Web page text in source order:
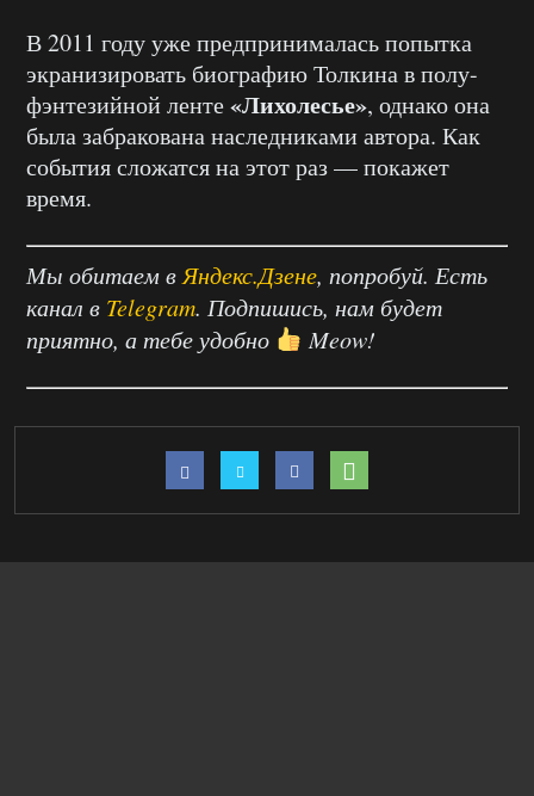
В 2011 году уже предпринималась попытка
экранизировать биографию Толкина в полу-
фэнтезийной ленте«Лихолесье», однако она
была забракована наследниками автора. Как
события сложатся на этот раз — покажет
время.
Мы обитаем в Яндекс.Дзене, попробуй. Есть
канал в Telegram. Подпишись, нам будет
приятно, а тебе удобно
Meow!